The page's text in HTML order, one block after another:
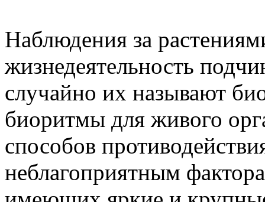
Наблюдения за
жизнедеятельность
случайно их называют
биоритмы для живого
способов
неблагоприятным